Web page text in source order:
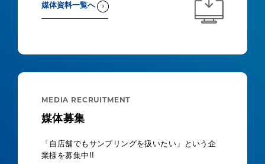
媒体資料一覧へ
MEDIA RECRUITMENT
媒体募集
「自店舗でもサンプリングを扱いたい」という企
業様を募集中!!